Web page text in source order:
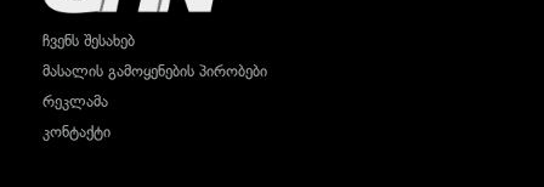
ჩვენს შესახებ
მასალის გამოყენების პირობები
რეკლამა
კონტაქტი